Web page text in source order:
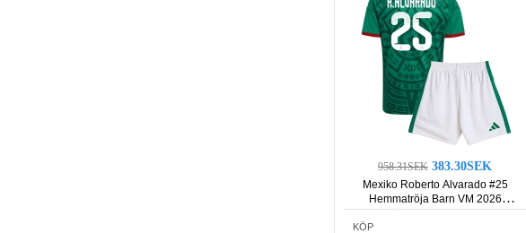
958.31SEK 383.30SEK
Mexiko Roberto Alvarado #25
Hemmatröja Barn VM 2026
Kortärmad (+ Korta byxor)
KÖP